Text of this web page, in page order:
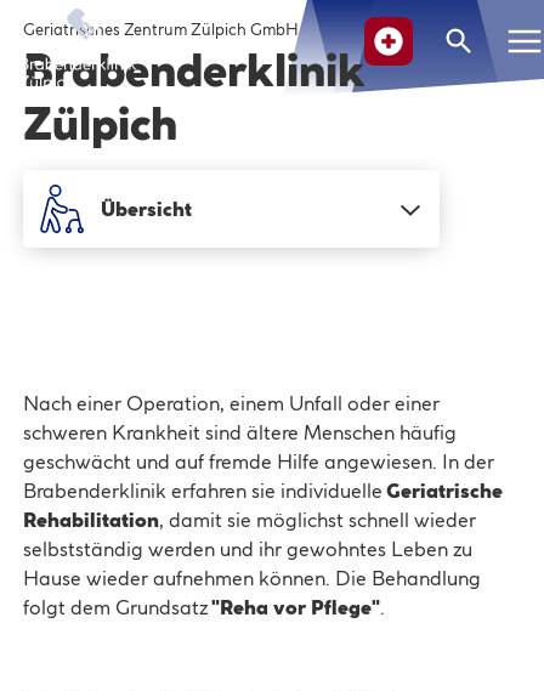
Suche
Geriatrisches Zentrum Zülpich GmbH
Brabenderklinik
Zülpich
Übersicht
Nach einer Operation, einem Unfall oder einer
schweren Krankheit sind ältere Menschen häufig
geschwächt und auf fremde Hilfe angewiesen. In der
Brabenderklinik erfahren sie individuelleGeriatrische
Rehabilitation, damit sie möglichst schnell wieder
selbstständig werden und ihr gewohntes Leben zu
Hause wieder aufnehmen können. Die Behandlung
folgt dem Grundsatz"Reha vor Pflege".